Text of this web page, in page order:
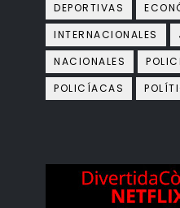
DEPORTIVAS
INTERNACIONALES
NACIONALES
POLICÍACAS